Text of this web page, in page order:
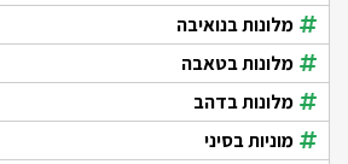
מלונות בנואיבה
מלונות בטאבה
מלונות בדהב
מוניות בסיני